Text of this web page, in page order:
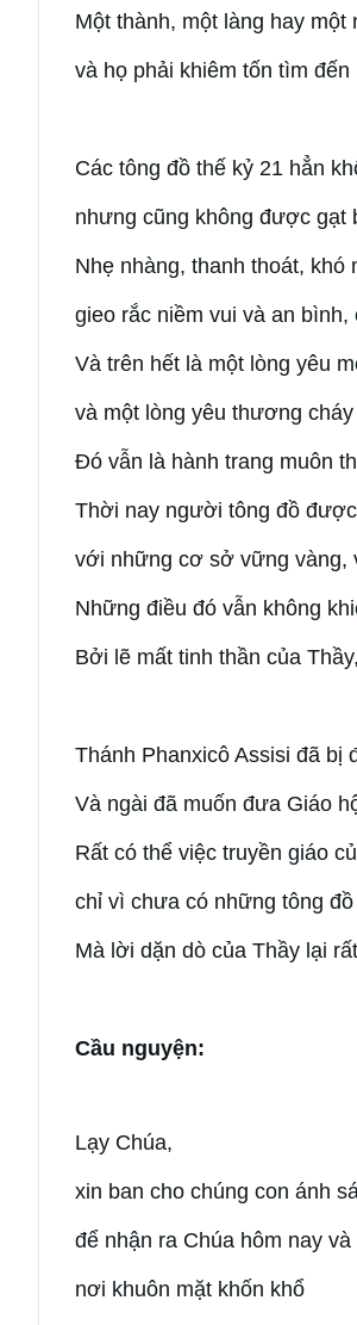
Một thành, một làng hay
và họ phải khiêm tốn tìm
Các tông đồ thế kỷ 21 hẳn
nhưng cũng không được gạt
Nhẹ nhàng, thanh thoát,
gieo rắc niềm vui và an
Và trên hết là một lòng yêu
và một lòng yêu thương
Đó vẫn là hành trang muôn
Thời nay người tông đồ
với những cơ sở vững vàng,
Những điều đó vẫn không
Bởi lẽ mất tinh thần của
Thánh Phanxicô Assisi đã bị
Và ngài đã muốn đưa Giáo
Rất có thể việc truyền giáo
chỉ vì chưa có những tông
Mà lời dặn dò của Thầy lại
Cầu nguyện:
Lạy Chúa,
xin ban cho chúng con ánh
để nhận ra Chúa hôm nay và
nơi khuôn mặt khốn khổ